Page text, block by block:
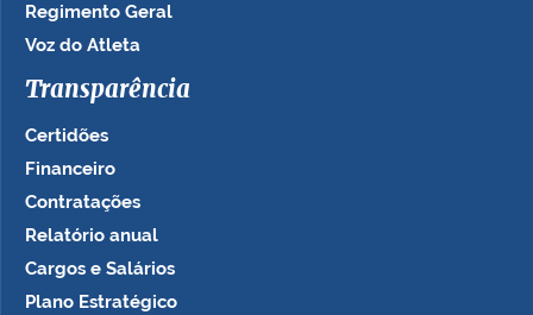
Regimento Geral
Voz do Atleta
Transparência
Certidões
Financeiro
Contratações
Relatório anual
Cargos e Salários
Plano Estratégico